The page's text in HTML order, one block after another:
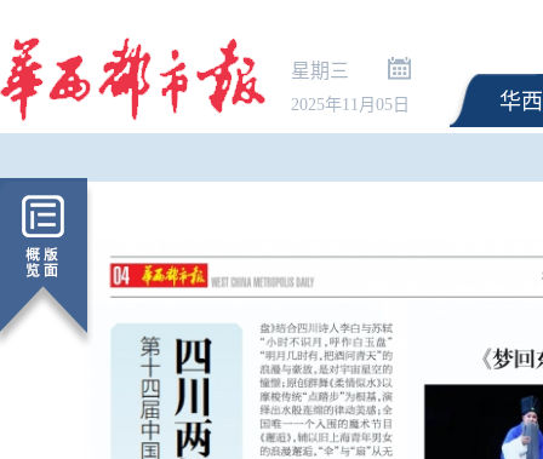
星期三
2025年11月05日 华
新冠阳性率连升10周！
何区别？“刀片嗓”如何
疑问医答